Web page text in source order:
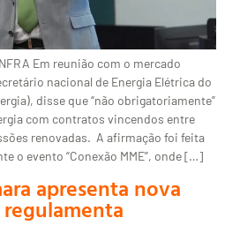
Em reunião com o mercado
nacional de Energia Elétrica do
disse que “não obrigatoriamente”
com contratos vincendos entre
renovadas. A afirmação foi feita
o evento “Conexão MME”, onde […]
apresenta nova